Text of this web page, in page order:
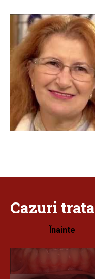
Cazuri
Înainte